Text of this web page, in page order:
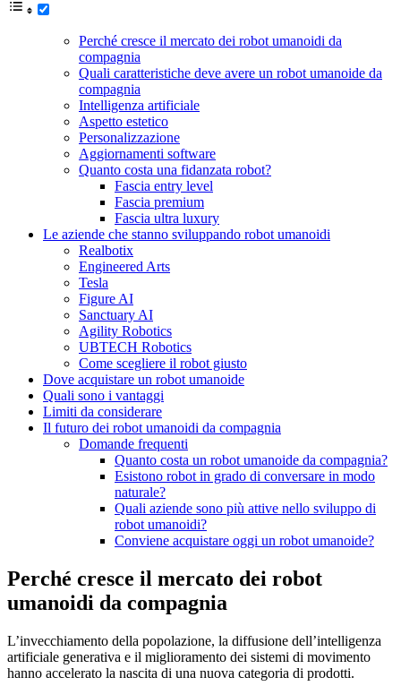
Perché cresce il mercato dei robot umanoidi da
compagnia
Quali caratteristiche deve avere un robot umanoide da
compagnia
Intelligenza artificiale
Aspetto estetico
Personalizzazione
Aggiornamenti software
Quanto costa una fidanzata robot?
Fascia entry level
Fascia premium
Fascia ultra luxury
Le aziende che stanno sviluppando robot umanoidi
Realbotix
Engineered Arts
Tesla
Figure AI
Sanctuary AI
Agility Robotics
UBTECH Robotics
Come scegliere il robot giusto
Dove acquistare un robot umanoide
Quali sono i vantaggi
Limiti da considerare
Il futuro dei robot umanoidi da compagnia
Domande frequenti
Quanto costa un robot umanoide da compagnia?
Esistono robot in grado di conversare in modo
naturale?
Quali aziende sono più attive nello sviluppo di
robot umanoidi?
Conviene acquistare oggi un robot umanoide?
Perché cresce il mercato dei robot
umanoidi da compagnia
L’invecchiamento della popolazione, la diffusione dell’intelligenza
artificiale generativa e il miglioramento dei sistemi di movimento
hanno accelerato la nascita di una nuova categoria di prodotti.